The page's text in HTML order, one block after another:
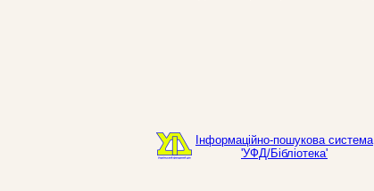
Інформаційно-пошукова система
'УФД/Бібліотека'